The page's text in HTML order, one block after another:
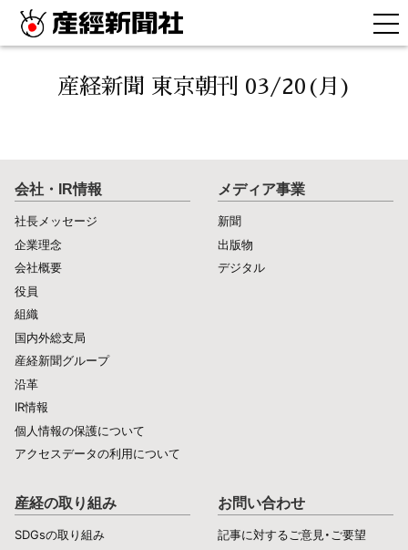
産経新聞 東京朝刊 03/20(月)
会社・IR情報
社長メッセージ
企業理念
会社概要
役員
組織
国内外総支局
産経新聞グループ
沿革
IR情報
個人情報の保護について
アクセスデータの利用について
メディア事業
新聞
出版物
デジタル
産経の取り組み
SDGsの取り組み
お問い合わせ
記事に対するご意見・ご要望